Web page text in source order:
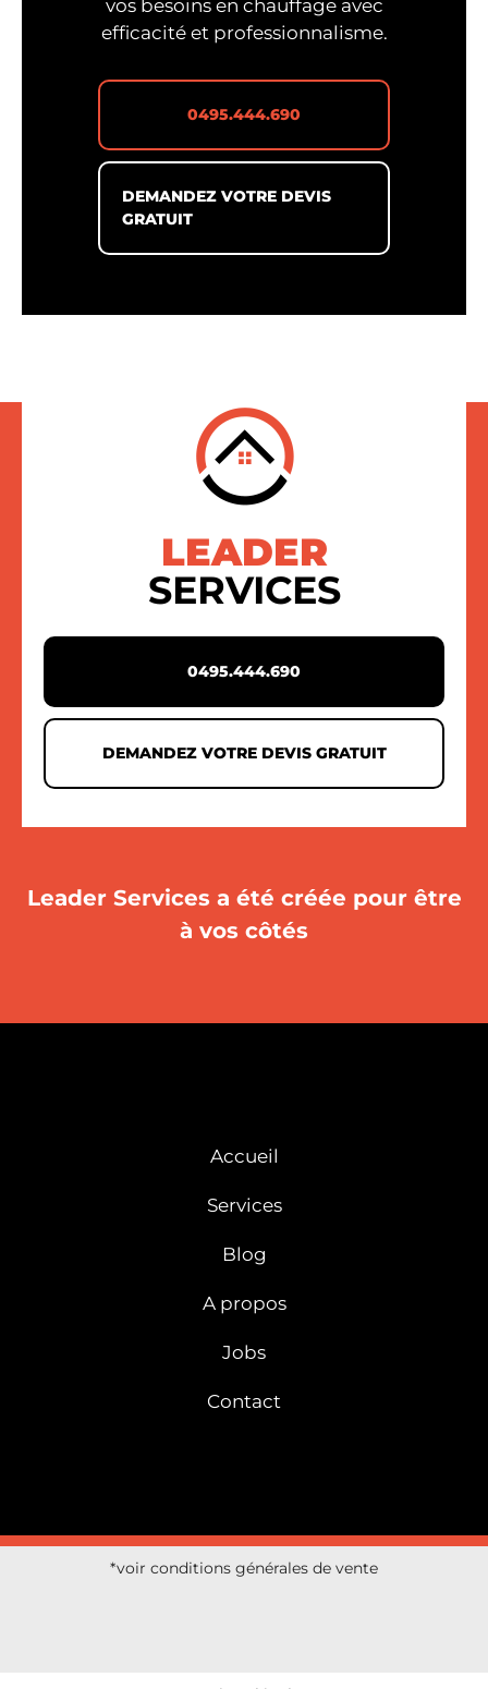
vos besoins en chauffage avec
efficacité et professionnalisme.
0495.444.690
DEMANDEZ VOTRE DEVIS
GRATUIT
LEADER
SERVICES
0495.444.690
DEMANDEZ VOTRE DEVIS GRATUIT
Leader Services a été créée pour être
à vos côtés
Accueil
Services
Blog
A propos
Jobs
Contact
*voir conditions générales de vente